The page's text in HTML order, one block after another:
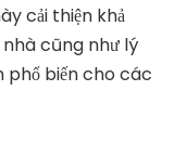
cải thiện khả
cũng như lý
phổ biến cho các